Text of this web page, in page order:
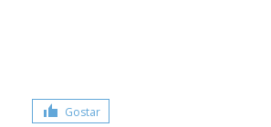
Gostar